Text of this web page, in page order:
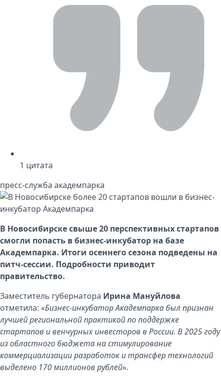
1 цитата
пресс-служба академпарка
В Новосибирске свыше 20 перспективных стартапов
смогли попасть в бизнес-инкубатор на базе
Академпарка. Итоги осеннего сезона подведены на
питч-сессии. Подробности приводит
правительство.
Заместитель губернатора Ирина Мануйлова
отметила: «Бизнес-инкубатор Академпарка был признан
лучшей региональной практикой по поддержке
стартапов и венчурных инвесторов в России. В 2025 году
из областного бюджета на стимулирование
коммерциализации разработок и трансфер технологий
выделено 170 миллионов рублей».